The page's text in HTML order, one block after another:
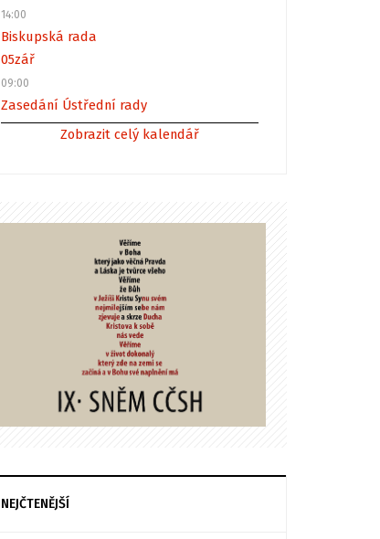
14:00
Biskupská rada
05zář
09:00
Zasedání Ústřední rady
Zobrazit celý kalendář
NEJČTENĚJŠÍ